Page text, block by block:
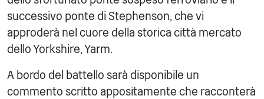
successivo ponte di Stephenson, che vi
approderà nel cuore della storica città mercato
dello Yorkshire, Yarm.
A bordo del battello sarà disponibile un
commento scritto appositamente che racconterà